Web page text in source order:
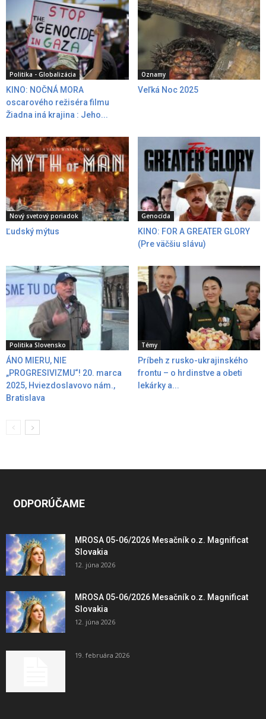
Politika - Globalizácia
KINO: NOČNÁ MORA
oscarového režiséra filmu
Žiadna iná krajina : Jeho...
Oznamy
Veľká Noc 2025
Nový svetový poriadok
Ľudský mýtus
Genocída
KINO: FOR A GREATER GLORY
(Pre väčšiu slávu)
Politika Slovensko
ÁNO MIERU, NIE
„PROGRESIVIZMU“! 20. marca
2025, Hviezdoslavovo nám.,
Bratislava
Témy
Príbeh z rusko-ukrajinského
frontu – o hrdinstve a obeti
lekárky a...
ODPORÚČAME
MROSA 05-06/2026 Mesačník o.z. Magnificat
Slovakia
12. júna 2026
MROSA 05-06/2026 Mesačník o.z. Magnificat
Slovakia
12. júna 2026
19. februára 2026